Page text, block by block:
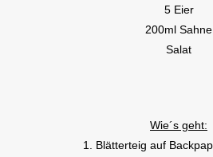
5 Eier
200ml Sahne
Salat
Wie´s geht:
1. Blätterteig auf